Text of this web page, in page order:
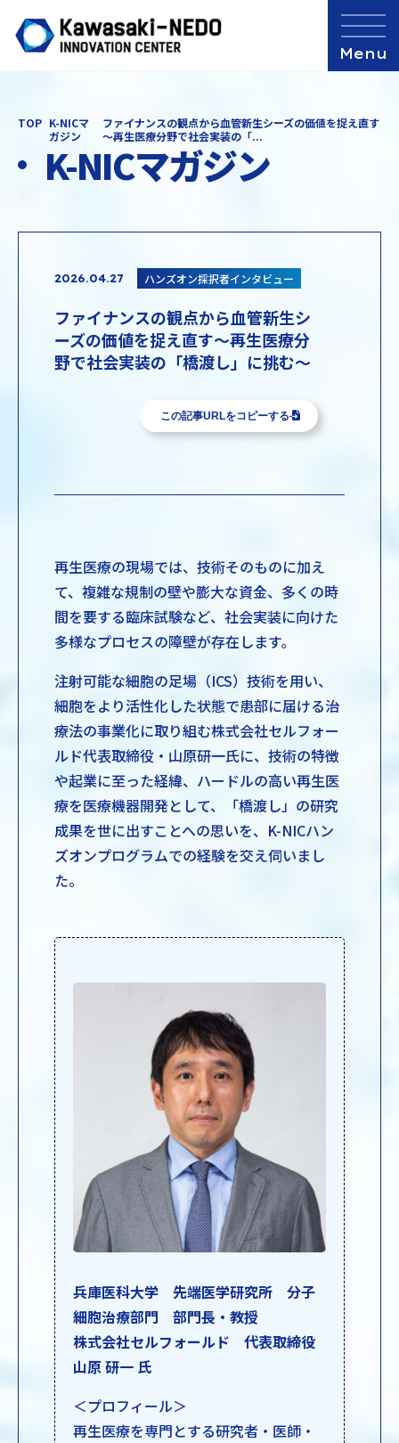
TOP K-NICマ
ガジン
ファイナンスの観点から血管新生シーズの価値を捉え直す
～再生医療分野で社会実装の「...
K-NICマガジン
2026.04.27 ハンズオン採択者インタビュー
ファイナンスの観点から血管新生シ
ーズの価値を捉え直す～再生医療分
野で社会実装の「橋渡し」に挑む～
この記事URLをコピーする
再生医療の現場では、技術そのものに加え
て、複雑な規制の壁や膨大な資金、多くの時
間を要する臨床試験など、社会実装に向けた
多様なプロセスの障壁が存在します。
注射可能な細胞の足場（ICS）技術を用い、
細胞をより活性化した状態で患部に届ける治
療法の事業化に取り組む株式会社セルフォー
ルド代表取締役・山原研一氏に、技術の特徴
や起業に至った経緯、ハードルの高い再生医
療を医療機器開発として、「橋渡し」の研究
成果を世に出すことへの思いを、K-NICハン
ズオンプログラムでの経験を交え伺いまし
た。
兵庫医科大学 先端医学研究所 分子
細胞治療部門 部門長・教授
株式会社セルフォールド 代表取締役
山原 研一 氏
＜プロフィール＞
再生医療を専門とする研究者・医師・